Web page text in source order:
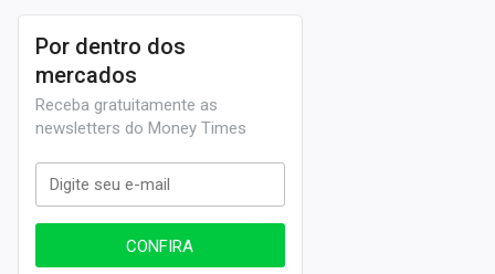
Por dentro dos
mercados
Receba gratuitamente as
newsletters do Money Times